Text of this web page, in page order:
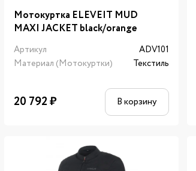
Мотокуртка ELEVEIT MUD
MAXI JACKET black/orange
Артикул
ADV101
Материал (Мотокуртки)
Текстиль
20 792₽ В корзину